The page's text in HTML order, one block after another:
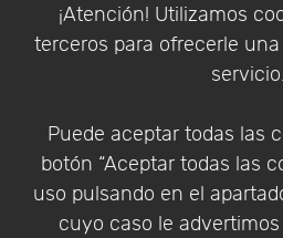
¡Atención! Utilizamos
terceros para ofrecerle
servicio.
Puede aceptar todas las
botón “Aceptar todas las
uso pulsando en el
cuyo caso le
Política de
Condiciones de
Identificarse